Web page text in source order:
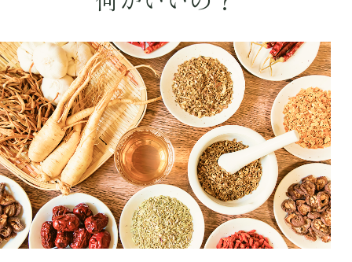
予算・価格で探す
〜 円
茶葉を選択
健康茶 ハーブティー 緑茶
中国茶
紅茶
容量を選択